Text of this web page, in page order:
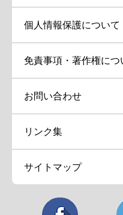
個人情報保護について
免責事項・著作権につ
お問い合わせ
リンク集
サイトマップ